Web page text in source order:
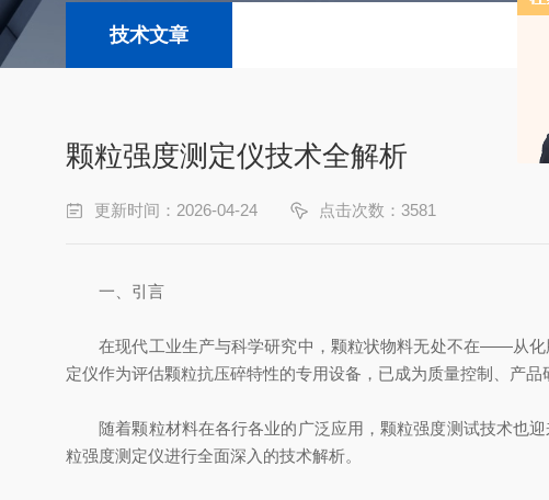
技术文章
颗粒强度测定仪技术全解析
更新时间：2026-04-24 点击次数：3581
一、引言
在现代工业生产与科学研究中，颗粒状物料无处不在——从化
定仪作为评估颗粒抗压碎特性的专用设备，已成为质量控制、产品
随着颗粒材料在各行各业的广泛应用，颗粒强度测试技术也迎
粒强度测定仪进行全面深入的技术解析。